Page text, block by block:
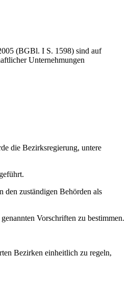
(BGBl. I S. 1598) sind auf
Unternehmungen
die Bezirksregierung, untere
den zuständigen Behörden als
Vorschriften zu bestimmen.
Bezirken einheitlich zu regeln,